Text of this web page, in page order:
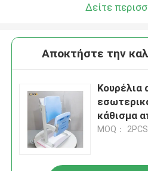
Δείτε
Αποκτήστε την
Κουρέλια
κάθισμα
και στήλη
MOQ： 2PCS